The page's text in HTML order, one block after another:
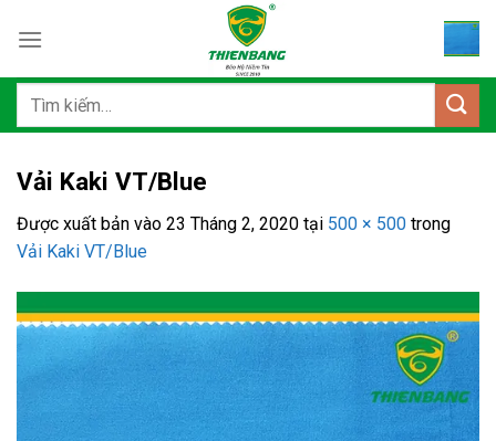
qua
dungTìm
Vải Kaki VT/Blue
Được xuất bản vào 23 Tháng 2, 2020 tại 500 × 500 trong
Vải Kaki VT/Blue